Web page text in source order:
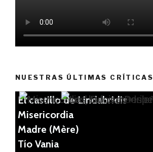
NUESTRAS ÚLTIMAS CRÍTICAS
El castillo de Lindabridis
Misericordia
Madre (Mère)
Tío Vania